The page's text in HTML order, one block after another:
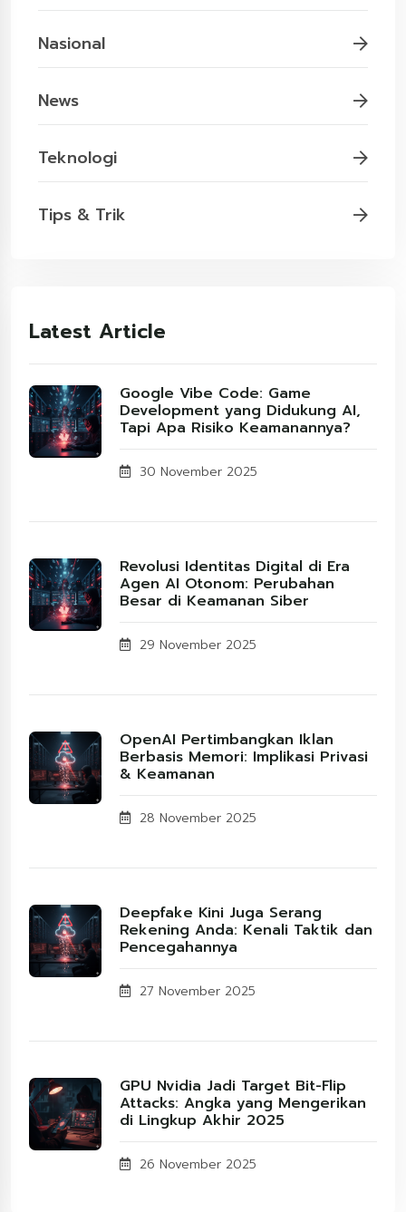
Nasional
News
Teknologi
Tips & Trik
Latest Article
Google Vibe Code: Game
Development yang Didukung AI,
Tapi Apa Risiko Keamanannya?
30 November 2025
Revolusi Identitas Digital di Era
Agen AI Otonom: Perubahan
Besar di Keamanan Siber
29 November 2025
OpenAI Pertimbangkan Iklan
Berbasis Memori: Implikasi Privasi
& Keamanan
28 November 2025
Deepfake Kini Juga Serang
Rekening Anda: Kenali Taktik dan
Pencegahannya
27 November 2025
GPU Nvidia Jadi Target Bit-Flip
Attacks: Angka yang Mengerikan
di Lingkup Akhir 2025
26 November 2025